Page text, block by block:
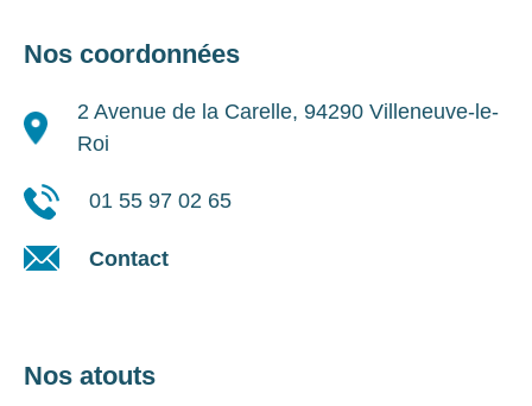
Nos coordonnées
2 Avenue de la Carelle, 94290 Villeneuve-le-
Roi
01 55 97 02 65
Contact
Nos atouts